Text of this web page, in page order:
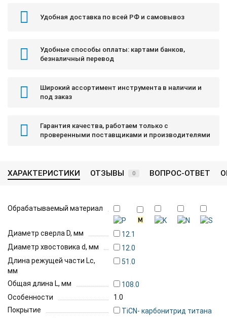
Удобная доставка по всей РФ и самовывоз
Удобные способы оплаты: картами банков,
безналичный перевод
Широкий ассортимент инструмента в наличии и
под заказ
Гарантия качества, работаем только с
проверенными поставщиками и производителями
ХАРАКТЕРИСТИКИ ОТЗЫВЫ 0 ВОПРОС-ОТВЕТ
Обрабатываемый материал
Диаметр сверла D, мм
12.1
Диаметр хвостовика d, мм
12.0
Длина режущей части Lc,
мм
51.0
Общая длина L, мм
108.0
Особенности
1.0
Покрытие
TiCN- карбонитрид титана